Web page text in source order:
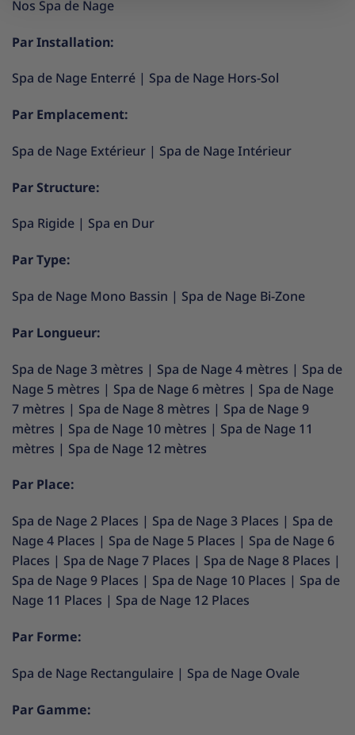
Nos Spa de Nage
Par Installation:
Spa de Nage Enterré | Spa de Nage Hors-Sol
Par Emplacement:
Spa de Nage Extérieur | Spa de Nage Intérieur
Par Structure:
Spa Rigide | Spa en Dur
Par Type:
Spa de Nage Mono Bassin | Spa de Nage Bi-Zone
Par Longueur:
Spa de Nage 3 mètres | Spa de Nage 4 mètres | Spa de
Nage 5 mètres | Spa de Nage 6 mètres | Spa de Nage
7 mètres | Spa de Nage 8 mètres | Spa de Nage 9
mètres | Spa de Nage 10 mètres | Spa de Nage 11
mètres | Spa de Nage 12 mètres
Par Place:
Spa de Nage 2 Places | Spa de Nage 3 Places | Spa de
Nage 4 Places | Spa de Nage 5 Places | Spa de Nage 6
Places | Spa de Nage 7 Places | Spa de Nage 8 Places |
Spa de Nage 9 Places | Spa de Nage 10 Places | Spa de
Nage 11 Places | Spa de Nage 12 Places
Par Forme:
Spa de Nage Rectangulaire | Spa de Nage Ovale
Par Gamme: